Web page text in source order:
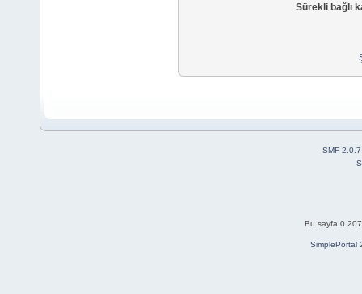
Sürekli bağlı
SMF 2.0.7
Bu sayfa
SimplePortal